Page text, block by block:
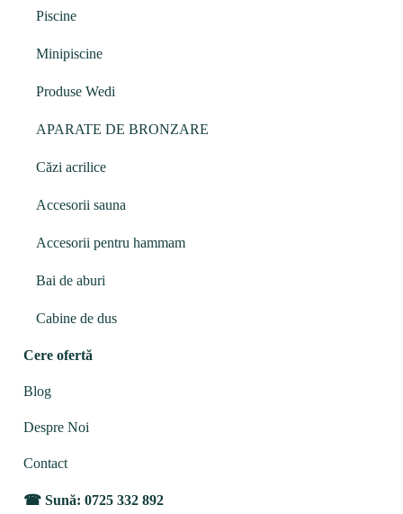
Piscine
Minipiscine
Produse Wedi
APARATE DE BRONZARE
Căzi acrilice
Accesorii sauna
Accesorii pentru hammam
Bai de aburi
Cabine de dus
Cere ofertă
Blog
Despre Noi
Contact
Sună: 0725 332 892